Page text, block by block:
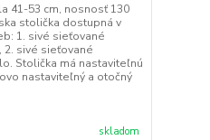
41-53 cm, nosnosť 130
stolička dostupná v
1. sivé sieťované
sivé sieťované
Stolička má nastaviteľnú
nastaviteľný a otočný
skladom